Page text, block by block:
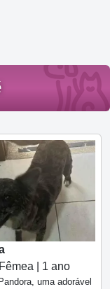
| 1 ano
uma adorável